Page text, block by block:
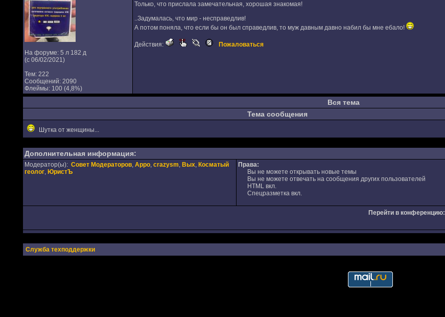
На форуме: 5 л 182 д
(с 06/02/2021)
Тем: 222
Сообщений: 2090
Флеймы: 100 (4,8%)
Только, что прислала замечательная, хорошая знакомая!
..Задумалась, что мир - несправедлив!
А потом поняла, что если бы он был справедлив, то муж давным давно набил бы мне ебало!
Действия: Пожаловаться
Вся тема
Тема сообщения
Шутка от женщины...
Дополнительная информация:
Модератор(ы): Совет Модераторов, Appo, crazysm, Вых, Косматый
геолог, ЮристЪ
Права:
Вы не можете открывать новые темы
Вы не можете отвечать на сообщения других пользователей
HTML вкл.
Спецразметка вкл.
Перейти в конференцию:
Служба техподдержки